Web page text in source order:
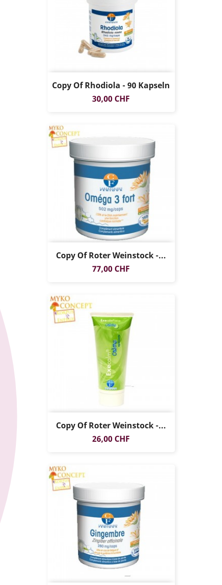
Copy Of Rhodiola - 90 Kapseln
Preis
30,00 CHF
Copy Of Roter Weinstock -...
Preis
77,00 CHF
Copy Of Roter Weinstock -...
Preis
26,00 CHF